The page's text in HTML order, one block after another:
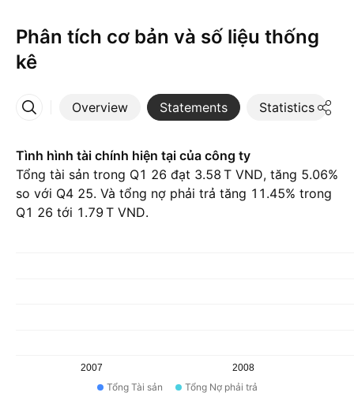
Phân tích cơ bản và số liệu thống
kê
Overview Statements Statistics
More
Tình hình tài chính hiện tại của công ty
Tổng tài sản trong Q1 26 đạt ‪3.58 T‬ VND, tăng 5.06%
so với Q4 25. Và tổng nợ phải trả tăng 11.45% trong
Q1 26 tới ‪1.79 T‬ VND.
2007 2008
Tổng Tài sản Tổng Nợ phải trả